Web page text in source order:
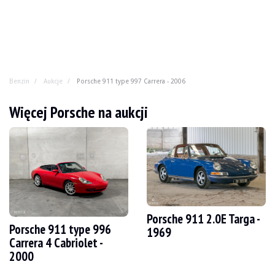
Benzin Aukcje Porsche 911 type 997 Carrera - 2006
Porsche 911 type 997 Carrera - 2006
Nie przestajemy tego powtarzać, ale: 911 typu 997
MARKA Porsche
MODEL 997 Carrera
PRZEBIEG 209.000
KOLOR Metaliczny Niebieski Północny (39C)
SILNIK
MOC
SKRZYNIA BIEGÓW
Więcej Porsche na aukcji
Porsche 911 type 996
Carrera 4 Cabriolet -
2000
Porsche 911 2.0E Targa -
1969